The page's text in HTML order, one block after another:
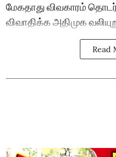
மேகதாது விவகாரம்
விவாதிக்க அதிமுக
Read